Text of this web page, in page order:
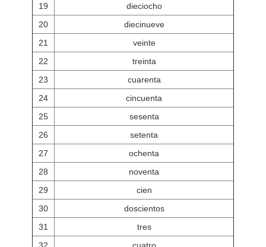
19
dieciocho
20
diecinueve
21
veinte
22
treinta
23
cuarenta
24
cincuenta
25
sesenta
26
setenta
27
ochenta
28
noventa
29
cien
30
doscientos
31
tres
32
cuatro